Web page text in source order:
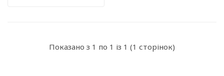
Показано з 1 по 1 із 1 (1 сторінок)